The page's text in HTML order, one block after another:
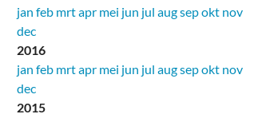
jan feb mrtapr mei jun jul augsepokt nov
dec
2016
jan feb mrtapr mei jun jul augsepokt nov
dec
2015